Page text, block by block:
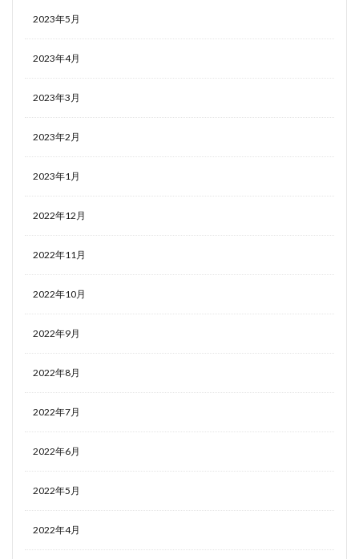
2023年5月
2023年4月
2023年3月
2023年2月
2023年1月
2022年12月
2022年11月
2022年10月
2022年9月
2022年8月
2022年7月
2022年6月
2022年5月
2022年4月